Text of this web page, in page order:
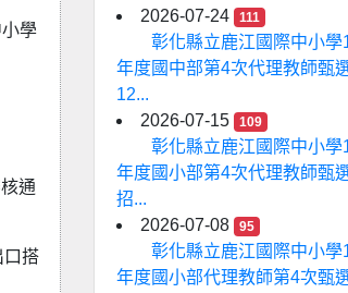
學
通
口搭
2026-07-24
111
彰化縣立鹿江國際中小學
年度國中部第4次代理教師甄
12...
2026-07-15
109
彰化縣立鹿江國際中小學
年度國小部第4次代理教師甄
招...
2026-07-08
95
彰化縣立鹿江國際中小學
年度國小部代理教師第4次甄